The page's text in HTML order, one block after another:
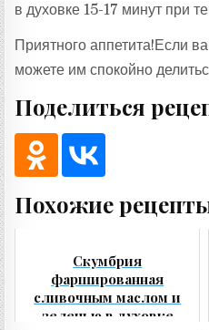
в духовке 15-17 минут при
Приятного аппетита!Если
можете им спокойно
Поделиться
Похожие
Скумбрия
фаршированная
сливочным маслом и
зеленью в духовке